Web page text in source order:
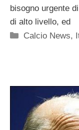
bisogno urgente
di alto livello, ed
Categorie
Calcio News,